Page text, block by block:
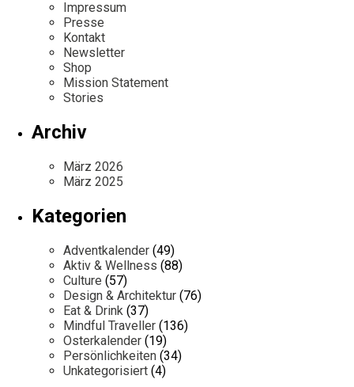
Impressum
Presse
Kontakt
Newsletter
Shop
Mission Statement
Stories
Archiv
März 2026
März 2025
Kategorien
Adventkalender (49)
Aktiv & Wellness (88)
Culture (57)
Design & Architektur (76)
Eat & Drink (37)
Mindful Traveller (136)
Osterkalender (19)
Persönlichkeiten (34)
Unkategorisiert (4)